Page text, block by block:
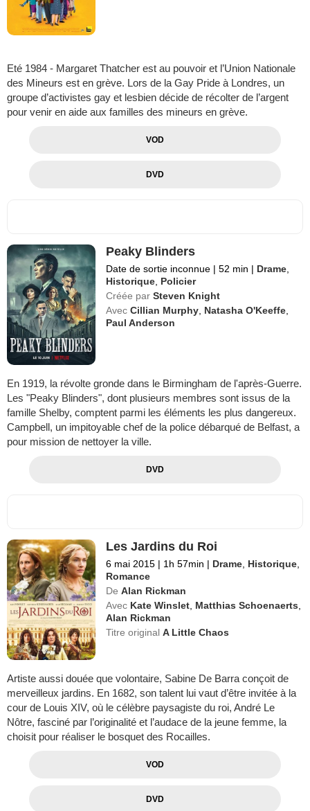
Eté 1984 - Margaret Thatcher est au pouvoir et l’Union Nationale
des Mineurs est en grève. Lors de la Gay Pride à Londres, un
groupe d’activistes gay et lesbien décide de récolter de l’argent
pour venir en aide aux familles des mineurs en grève.
VOD
DVD
Peaky Blinders
Date de sortie inconnue | 52 min | Drame
Historique Policier
Créée par Steven Knight
Avec Cillian Murphy Natasha O'Keeffe
Paul Anderson
En 1919, la révolte gronde dans le Birmingham de l'après-Guerre.
Les "Peaky Blinders", dont plusieurs membres sont issus de la
famille Shelby, comptent parmi les éléments les plus dangereux.
Campbell, un impitoyable chef de la police débarqué de Belfast, a
pour mission de nettoyer la ville.
DVD
Les Jardins du Roi
6 mai 2015 | 1h 57min | Drame Historique
Romance
De Alan Rickman
Avec Kate Winslet Matthias Schoenaerts
Alan Rickman
Titre originalA Little Chaos
Artiste aussi douée que volontaire, Sabine De Barra conçoit de
merveilleux jardins. En 1682, son talent lui vaut d’être invitée à la
cour de Louis XIV, où le célèbre paysagiste du roi, André Le
Nôtre, fasciné par l’originalité et l’audace de la jeune femme, la
choisit pour réaliser le bosquet des Rocailles.
VOD
DVD